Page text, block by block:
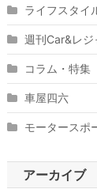
ライフスタイ
週刊Car&レ
コラム・特集
車屋四六
モータースポ
アーカイブ